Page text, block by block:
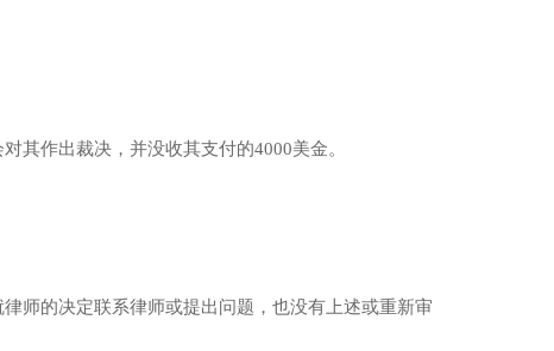
其作出裁决，并没收其支付的4000美金。
师的决定联系律师或提出问题，也没有上述或重新审